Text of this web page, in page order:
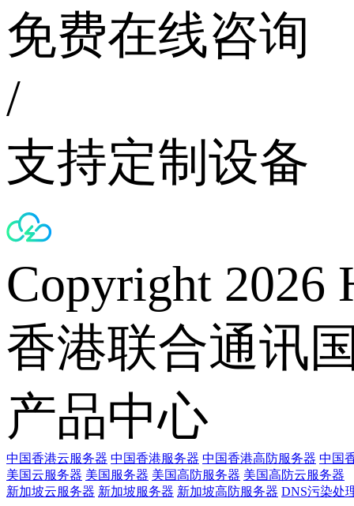
免费在线咨询
/
支持定制设备
Copyright 2026
香港联合通讯
产品中心
中国香港云服务器 中国香港服务器 中国香港高防服务器 中国
美国云服务器 美国服务器 美国高防服务器 美国高防云服务器
新加坡云服务器 新加坡服务器 新加坡高防服务器 DNS污染处